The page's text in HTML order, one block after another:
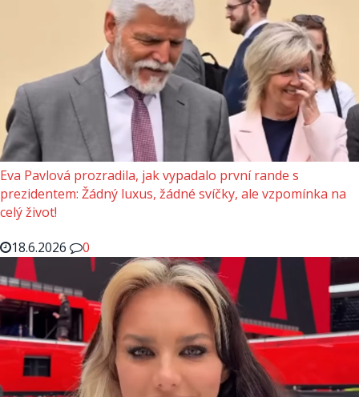
Eva Pavlová prozradila, jak vypadalo první rande s
prezidentem: Žádný luxus, žádné svíčky, ale vzpomínka na
celý život!
18.6.2026
0